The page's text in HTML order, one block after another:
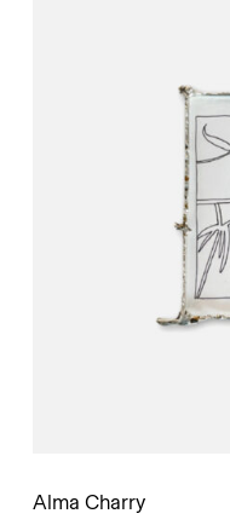
Alma Charry